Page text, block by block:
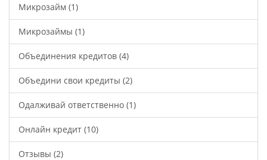
Микрозайм (1)
Микрозаймы (1)
Объединения кредитов (4)
Объедини свои кредиты (2)
Одалживай ответственно (1)
Онлайн кредит (10)
Отзывы (2)